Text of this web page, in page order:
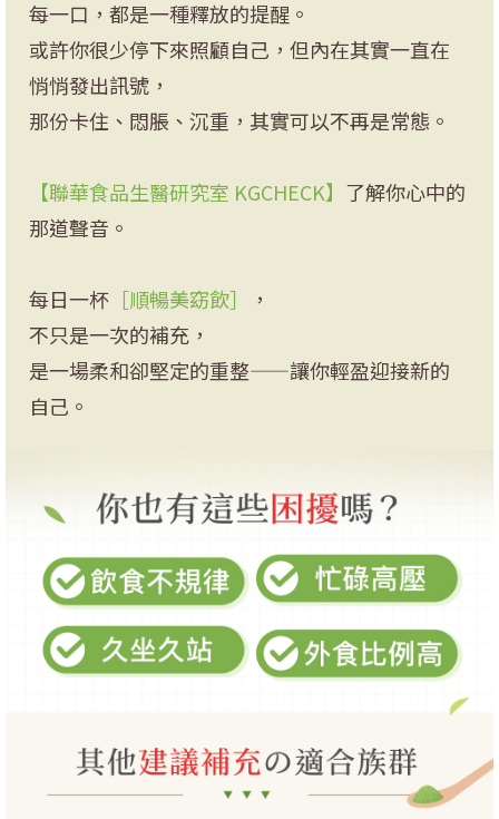
每一口，都是一種釋放的提醒。
或許你很少停下來照顧自己，但內在其實一直在
悄悄發出訊號，
那份卡住、悶脹、沉重，其實可以不再是常態。
【聯華食品生醫研究室 KGCHECK】 了解你心中的
那道聲音。
每日一杯 ［順暢美窈飲］
，
不只是一次的補充，
是一場柔和卻堅定的重整——讓你輕盈迎接新的
自己。